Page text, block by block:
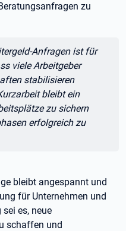
zu
Anfragen ist für
viele Arbeitgeber
stabilisieren
bleibt ein
zu sichern
erfolgreich zu
bleibt angespannt und
für Unternehmen und
es, neue
schaffen und